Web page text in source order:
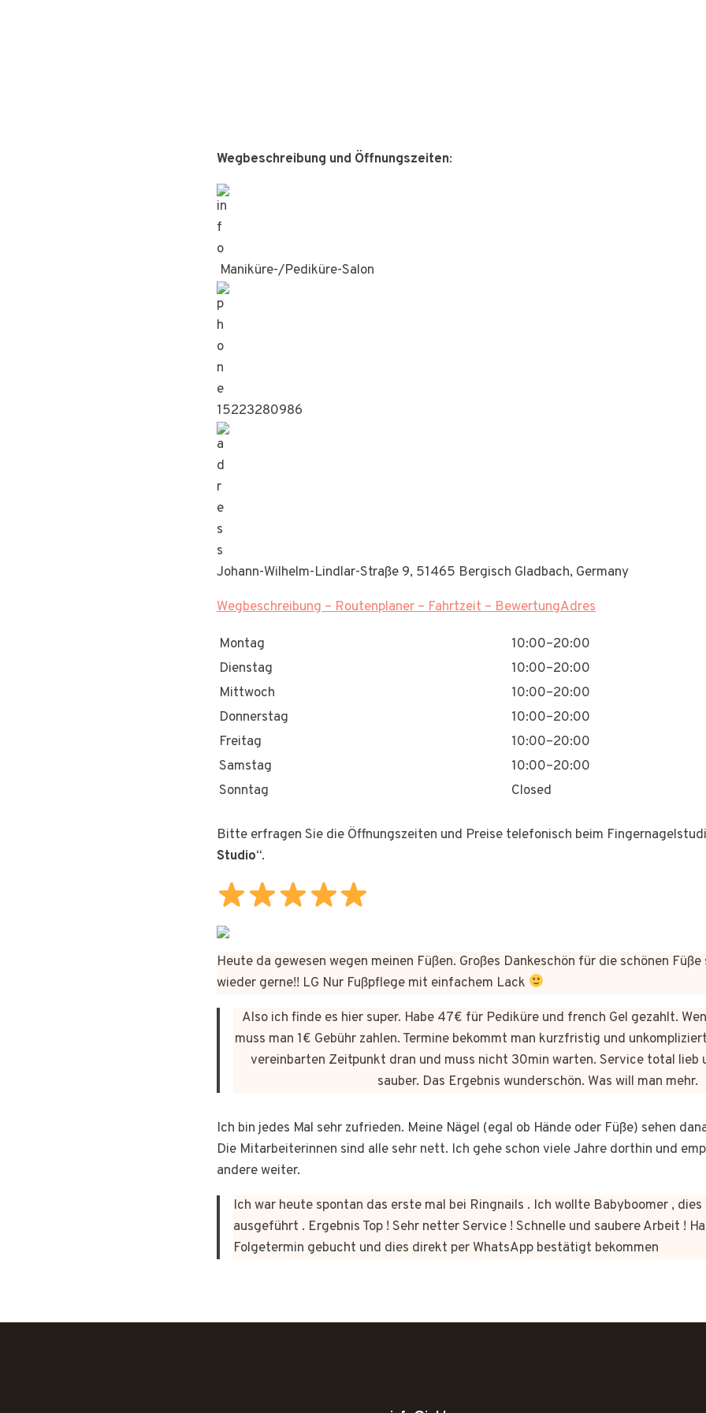
Wegbeschreibung und Öffnungszeiten:
Maniküre-/Pediküre-Salon
15223280986
Johann-Wilhelm-Lindlar-Straße 9, 51465 Bergisch Gladbach, Germany
Wegbeschreibung – Routenplaner – Fahrtzeit – BewertungAdres
Montag
10:00–20:00
Dienstag
10:00–20:00
Mittwoch
10:00–20:00
Donnerstag
10:00–20:00
Freitag
10:00–20:00
Samstag
10:00–20:00
Sonntag
Closed
Bitte erfragen Sie die Öffnungszeiten und Preise telefonisch beim
Studio“.
Heute da gewesen wegen meinen Füßen. Großes Dankeschön für die schönen
wieder gerne!! LG Nur Fußpflege mit einfachem Lack
Also ich finde es hier super. Habe 47€ für Pediküre und french Gel gezahlt.
muss man 1€ Gebühr zahlen. Termine bekommt man kurzfristig und
vereinbarten Zeitpunkt dran und muss nicht 30min warten. Service total lieb
sauber. Das Ergebnis wunderschön. Was will man mehr.
Ich bin jedes Mal sehr zufrieden. Meine Nägel (egal ob Hände oder Füße) sehen
Die Mitarbeiterinnen sind alle sehr nett. Ich gehe schon viele Jahre dorthin und
andere weiter.
Ich war heute spontan das erste mal bei Ringnails . Ich wollte Babyboomer ,
ausgeführt . Ergebnis Top ! Sehr netter Service ! Schnelle und saubere Arbeit !
Folgetermin gebucht und dies direkt per WhatsApp bestätigt bekommen